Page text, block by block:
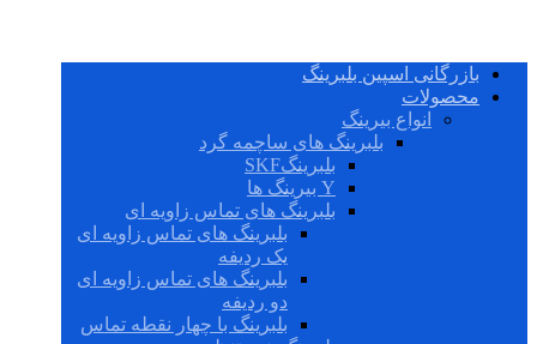
بازرگانی اسپین بلبرینگ
محصولات
انواع بیرینگ
بلبرینگ های ساچمه گرد
بلبرینگSKF
Y بیرینگ ها
بلبرینگ های تماس زاویه ای
بلبرینگ های تماس زاویه ای
یک ردیفه
بلبرینگ های تماس زاویه ای
دو ردیفه
بلبرینگ با چهار نقطه تماس